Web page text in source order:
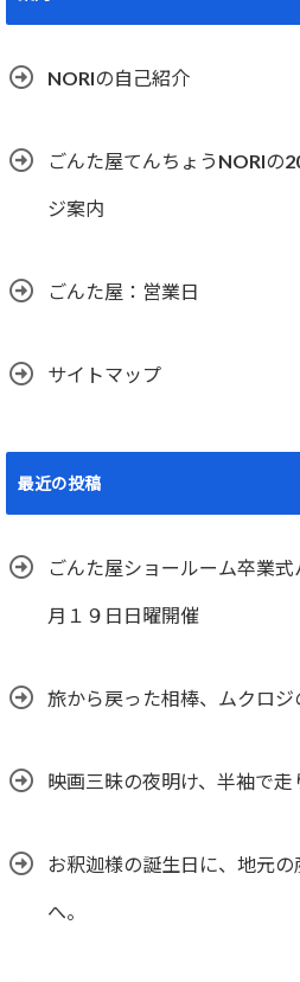
NORIの自己紹介
ごんた屋てんちょうNORIの
ジ案内
ごんた屋：営業日
サイトマップ
最近の投稿
ごんた屋ショールーム卒業
月１９日日曜開催
旅から戻った相棒、ムクロジ
映画三昧の夜明け、半袖で走
お釈迦様の誕生日に、地元
へ。